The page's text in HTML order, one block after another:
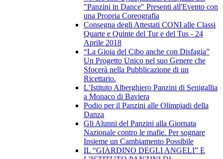
"Panzini in Dance" Presenti all'Evento con
una Propria Coreografia
Consegna degli Attestati CONI alle Classi
Quarte e Quinte del Tur e del Tus - 24
Aprile 2018
“La Gioia del Cibo anche con Disfagia”
Un Progetto Unico nel suo Genere che
Sfocerà nella Pubblicazione di un
Ricettario.
L’Istituto Alberghiero Panzini di Senigallia
a Monaco di Baviera
Podio per il Panzini alle Olimpiadi della
Danza
Gli Alunni del Panzini alla Giornata
Nazionale contro le mafie. Per sognare
Insieme un Cambiamento Possibile
IL “GIARDINO DEGLI ANGELI” E